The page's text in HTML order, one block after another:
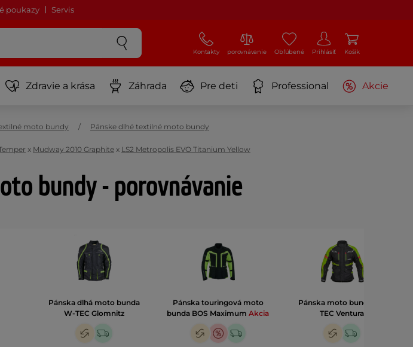
poukazy Servis
Kontakty porovnávanie Obľúbené Prihlásiť Košík
Zdravie a krása Záhrada Pre deti Professional Akcie
moto bundy Pánske dlhé textilné moto bundy
x Mudway 2010 Graphite x LS2 Metropolis EVO Titanium Yellow
bundy - porovnávanie
Pánska dlhá moto bunda
W-TEC Glomnitz
Pánska touringová moto
bunda BOS Maximum Akcia
Pánska moto bunda W-
TEC Ventura